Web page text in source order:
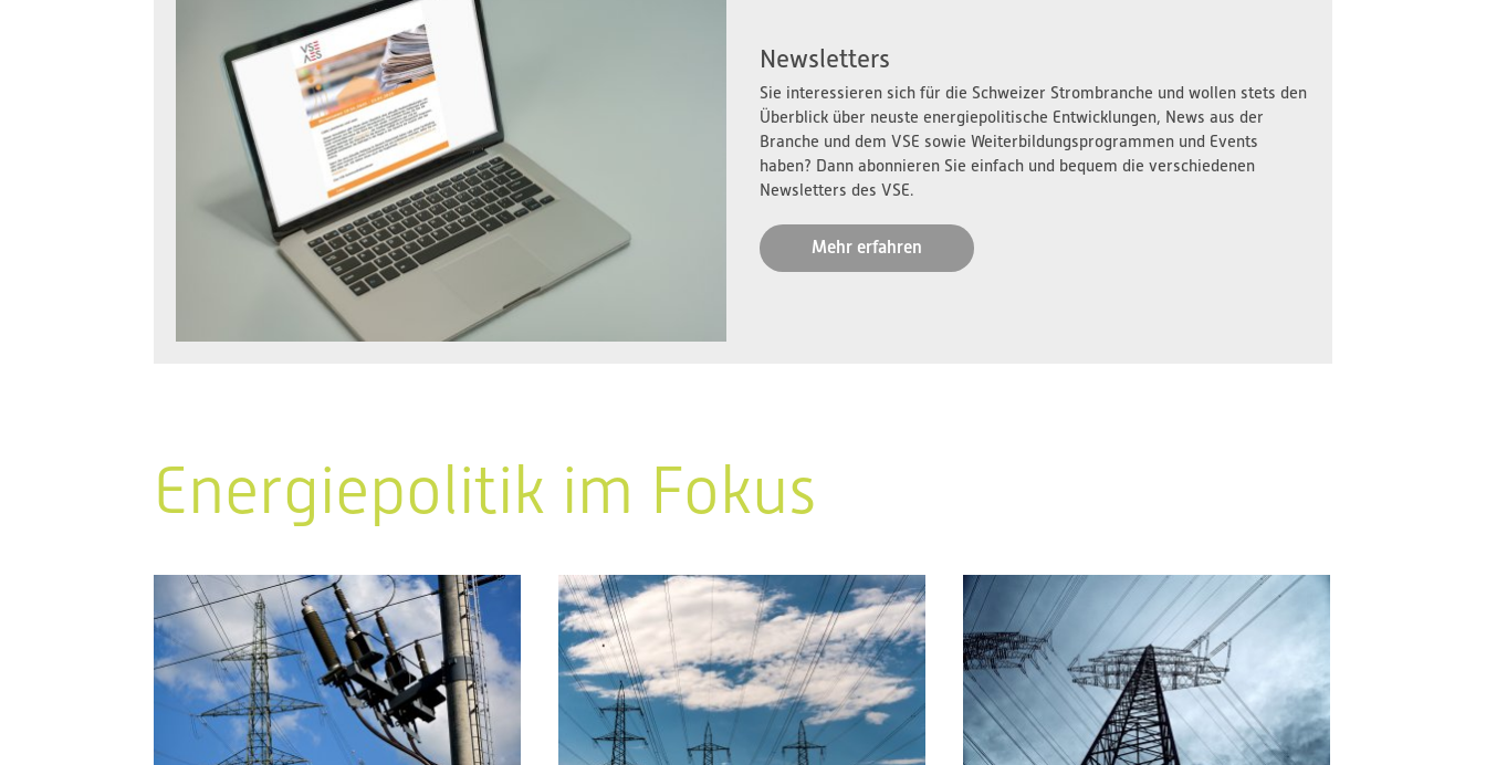
Newsletters
Sie interessieren sich für die Schweizer Strombranche und wollen stets den
Überblick über neuste energiepolitische Entwicklungen, News aus der
Branche und dem VSE sowie Weiterbildungsprogrammen und Events
haben? Dann abonnieren Sie einfach und bequem die verschiedenen
Newsletters des VSE.
Mehr erfahren
Energiepolitik im Fokus